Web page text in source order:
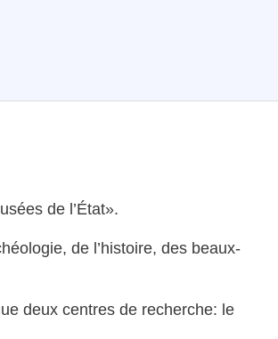
de l’État».
de l’histoire, des beaux-
deux centres de recherche: le